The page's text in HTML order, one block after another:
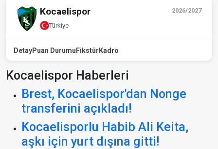
2026/2027
Kocaelispor
Türkiye
DetayPuan Durumu Fikstür Kadro
Kocaelispor Haberleri
Brest, Kocaelispor'dan Nonge
transferini açıkladı!
Kocaelisporlu Habib Ali Keita,
aşkı için yurt dışına gitti!